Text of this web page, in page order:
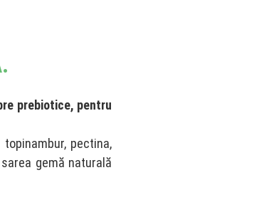
prebiotice, pentru
pectina,
gemă naturală